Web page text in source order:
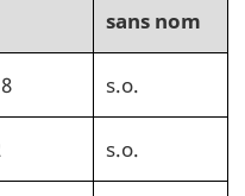
sans nom
s.o.
s.o.